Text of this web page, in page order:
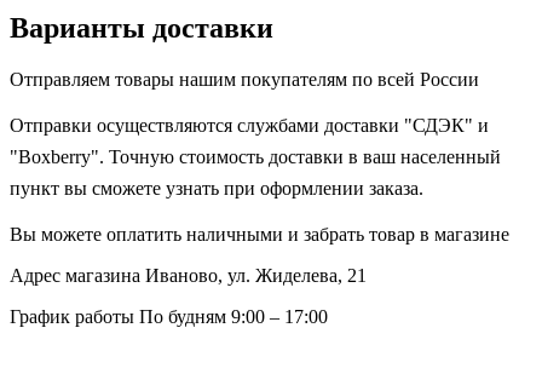
Варианты доставки
Отправляем товары нашим покупателям по всей России
Отправки осуществляются службами доставки "СДЭК" и
"Boxberry". Точную стоимость доставки в ваш населенный
пункт вы сможете узнать при оформлении заказа.
Вы можете оплатить наличными и забрать товар в магазине
Адрес магазина Иваново, ул. Жиделева, 21
График работы По будням 9:00 – 17:00